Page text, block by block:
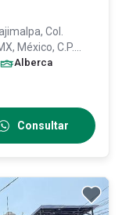
Col.
, México, C.P.
Alberca
Consultar